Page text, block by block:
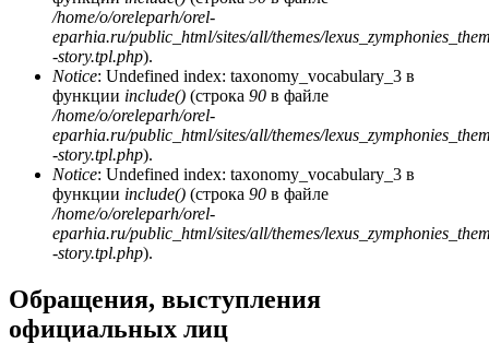
/home/o/oreleparh/orel-
eparhia.ru/public_html/sites/all/themes/
-story.tpl.php).
Notice: Undefined index: taxonomy_vocabulary_3 в
функции include() (строка 90 в файле
/home/o/oreleparh/orel-
eparhia.ru/public_html/sites/all/themes/
-story.tpl.php).
Notice: Undefined index: taxonomy_vocabulary_3 в
функции include() (строка 90 в файле
/home/o/oreleparh/orel-
eparhia.ru/public_html/sites/all/themes/
-story.tpl.php).
Обращения, выступления
официальных лиц